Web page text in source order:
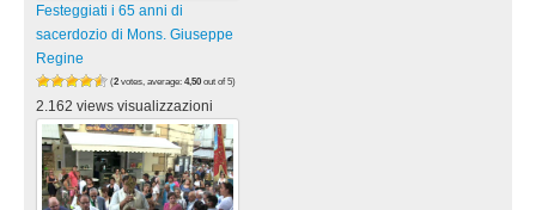
Festeggiati i 65 anni di
sacerdozio di Mons. Giuseppe
Regine
(2 votes, average: 4,50 out of 5)
2.162 views visualizzazioni